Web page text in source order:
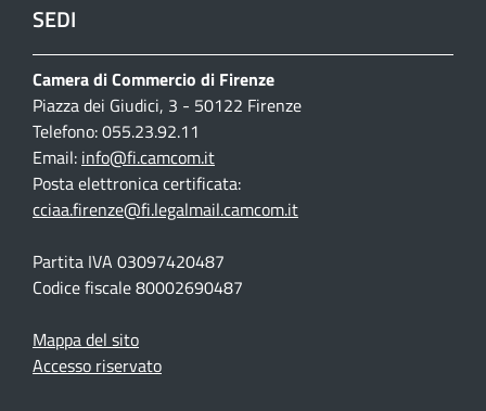
SEDI
Camera di Commercio di Firenze
Piazza dei Giudici, 3 - 50122 Firenze
Telefono: 055.23.92.11
Email: info@fi.camcom.it
Posta elettronica certificata:
cciaa.firenze@fi.legalmail.camcom.it
Partita IVA 03097420487
Codice fiscale 80002690487
Mappa del sito
Accesso riservato